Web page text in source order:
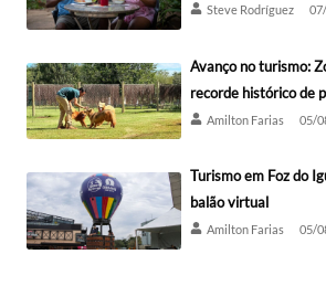
Steve Rodríguez
Avanço no turismo:
recorde histórico de
Amilton Farias 05/
Turismo em Foz do
balão virtual
Amilton Farias 05/